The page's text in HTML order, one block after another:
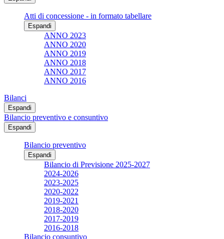
Atti di concessione - in formato tabellare
Espandi
ANNO 2023
ANNO 2020
ANNO 2019
ANNO 2018
ANNO 2017
ANNO 2016
Bilanci
Espandi
Bilancio preventivo e consuntivo
Espandi
Bilancio preventivo
Espandi
Bilancio di Previsione 2025-2027
2024-2026
2023-2025
2020-2022
2019-2021
2018-2020
2017-2019
2016-2018
Bilancio consuntivo